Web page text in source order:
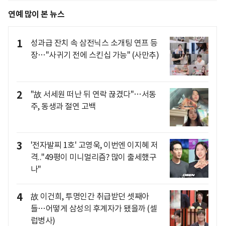
연예 많이 본 뉴스
1
성과급 잔치 속 삼전닉스 소개팅 연프 등
장…"사귀기 전에 스킨십 가능" (사만추)
2
"故 서세원 떠난 뒤 연락 끊겼다"…서동
주, 동생과 절연 고백
3
'전자발찌 1호' 고영욱, 이번엔 이지혜 저
격.."49평이 미니멀리즘? 많이 출세했구
나"
4
故 이건희, 투명인간 취급받던 셋째아
들…어떻게 삼성의 후계자가 됐을까 (셀
럽병사)